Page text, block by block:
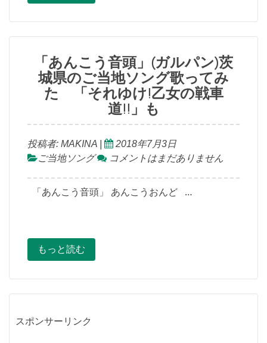
「あんこう音頭」(ガルパン)茨
城県のご当地ソング歌ってみ
た 「それゆけ!乙女の戦車
道!!」も
投稿者: MAKINA
2018年7月3日
ご当地ソング
コメントはまだありません
「あんこう音頭」 あんこうおんど …
もっと読む
スポンサーリンク